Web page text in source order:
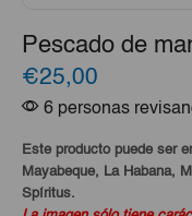
Pescado de
€25,00
6 personas
Este producto puede ser
Mayabeque, La Habana,
Spíritus.